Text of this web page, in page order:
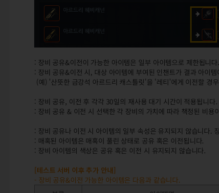
: 장비 공유&이전이 가능한 아이템은 일부 아이템으로 제한됩니다.
: 장비 공유&이전 시, 대상 아이템에 부여된 인챈트가 결과 아이
(예) '산뜻한 금강석 아르드리 캐스틀릿'을 '레티'에게 이전할 경
: 장비 공유, 이전 후 각각 30일의 재사용 대기 시간이 적용됩니다.
: 장비 공유 & 이전 시 선택한 각 장비의 가치에 따라 책정된 비용
: 장비 공유나 이전 시 아이템의 일부 속성은 유지되지 않습니다.
: 매혹된 아이템은 매혹이 풀린 상태로 공유 혹은 이전됩니다.
: 장비 아이템의 색상은 공유 혹은 이전 시 유지되지 않습니다.
[테스트 서버 이후 추가 안내]
- 장비 공유&이전 가능한 아이템은 다음과 같습니다.